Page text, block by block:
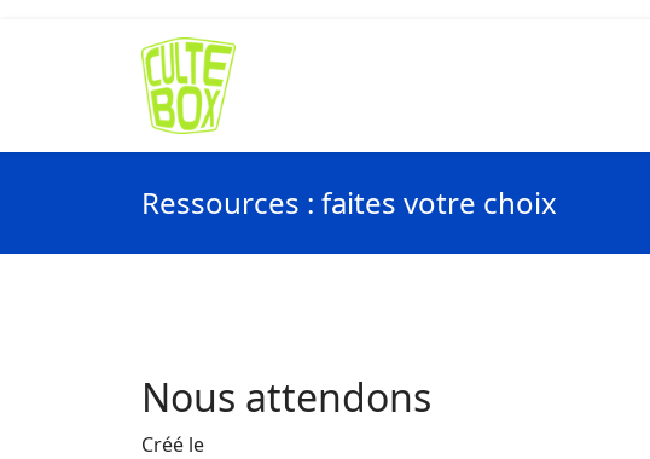
Ressources : faites votre choix
Nous attendons
Créé le